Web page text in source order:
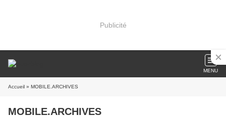
Publicité
MENU
Accueil » MOBILE.ARCHIVES
MOBILE.ARCHIVES